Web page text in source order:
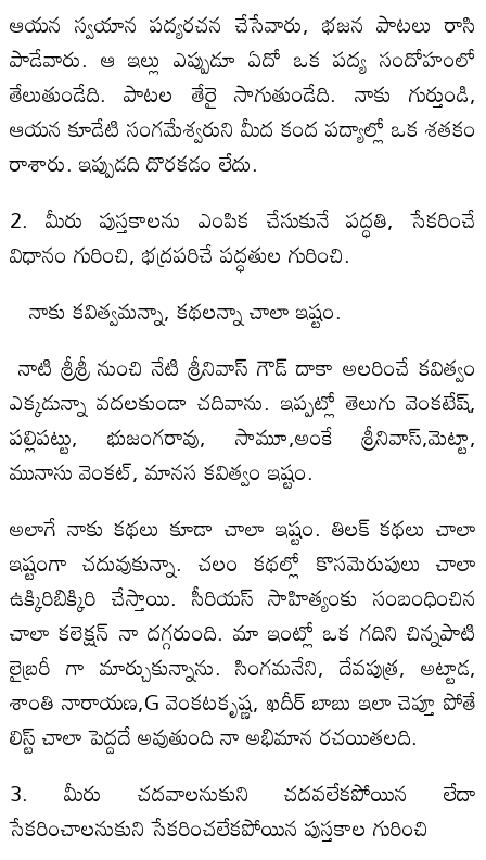
ఆయన స్వయాన పద్యరచన చేసేవారు, భజన పాటలు రాసి
పాడేవారు. ఆ ఇల్లు ఎప్పుడూ ఏదో ఒక పద్య సందోహంలో
తేలుతుండేది. పాటల తేరై సాగుతుండేది. నాకు గుర్తుండి,
ఆయన కూడేటి సంగమేశ్వరుని మీద కంద పద్యాల్లో ఒక శతకం
రాశారు. ఇప్పుడది దొరకడం లేదు.
2. మీరు పుస్తకాలను ఎంపిక చేసుకునే పద్ధతి, సేకరించే
విధానం గురించి, భద్రపరిచే పద్ధతుల గురించి.
నాకు కవిత్వమన్నా, కథలన్నా చాలా ఇష్టం.
నాటి శ్రీశ్రీ నుంచి నేటి శ్రీనివాస్ గౌడ్ దాకా అలరించే కవిత్వం
ఎక్కడున్నా వదలకుండా చదివాను. ఇప్పట్లో తెలుగు వెంకటేష్,
పల్లిపట్టు, భుజంగరావు, సామూ,అంకే శ్రీనివాస్,మెట్టా,
మునాసు వెంకట్, మానస కవిత్వం ఇష్టం.
అలాగే నాకు కథలు కూడా చాలా ఇష్టం. తిలక్ కథలు చాలా
ఇష్టంగా చదువుకున్నా. చలం కథల్లో కొసమెరుపులు చాలా
ఉక్కిరిబిక్కిరి చేస్తాయి. సీరియస్ సాహిత్యంకు సంబంధించిన
చాలా కలెక్షన్ నా దగ్గరుంది. మా ఇంట్లో ఒక గదిని చిన్నపాటి
లైబ్రరీ గా మార్చుకున్నాను. సింగమనేని, దేవపుత్ర, అట్టాడ,
శాంతి నారాయణ,G వెంకటకృష్ణ, ఖదీర్ బాబు ఇలా చెప్తూ పోతే
లిస్ట్ చాలా పెద్దదే అవుతుంది నా అభిమాన రచయితలది.
3. మీరు చదవాలనుకుని చదవలేకపోయిన లేదా
సేకరించాలనుకుని సేకరించలేకపోయిన పుస్తకాల గురించి